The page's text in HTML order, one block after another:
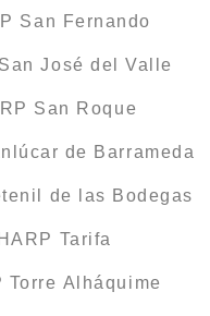
San Fernando
José del Valle
San Roque
de Barrameda
de las Bodegas
Tarifa
Alháquime